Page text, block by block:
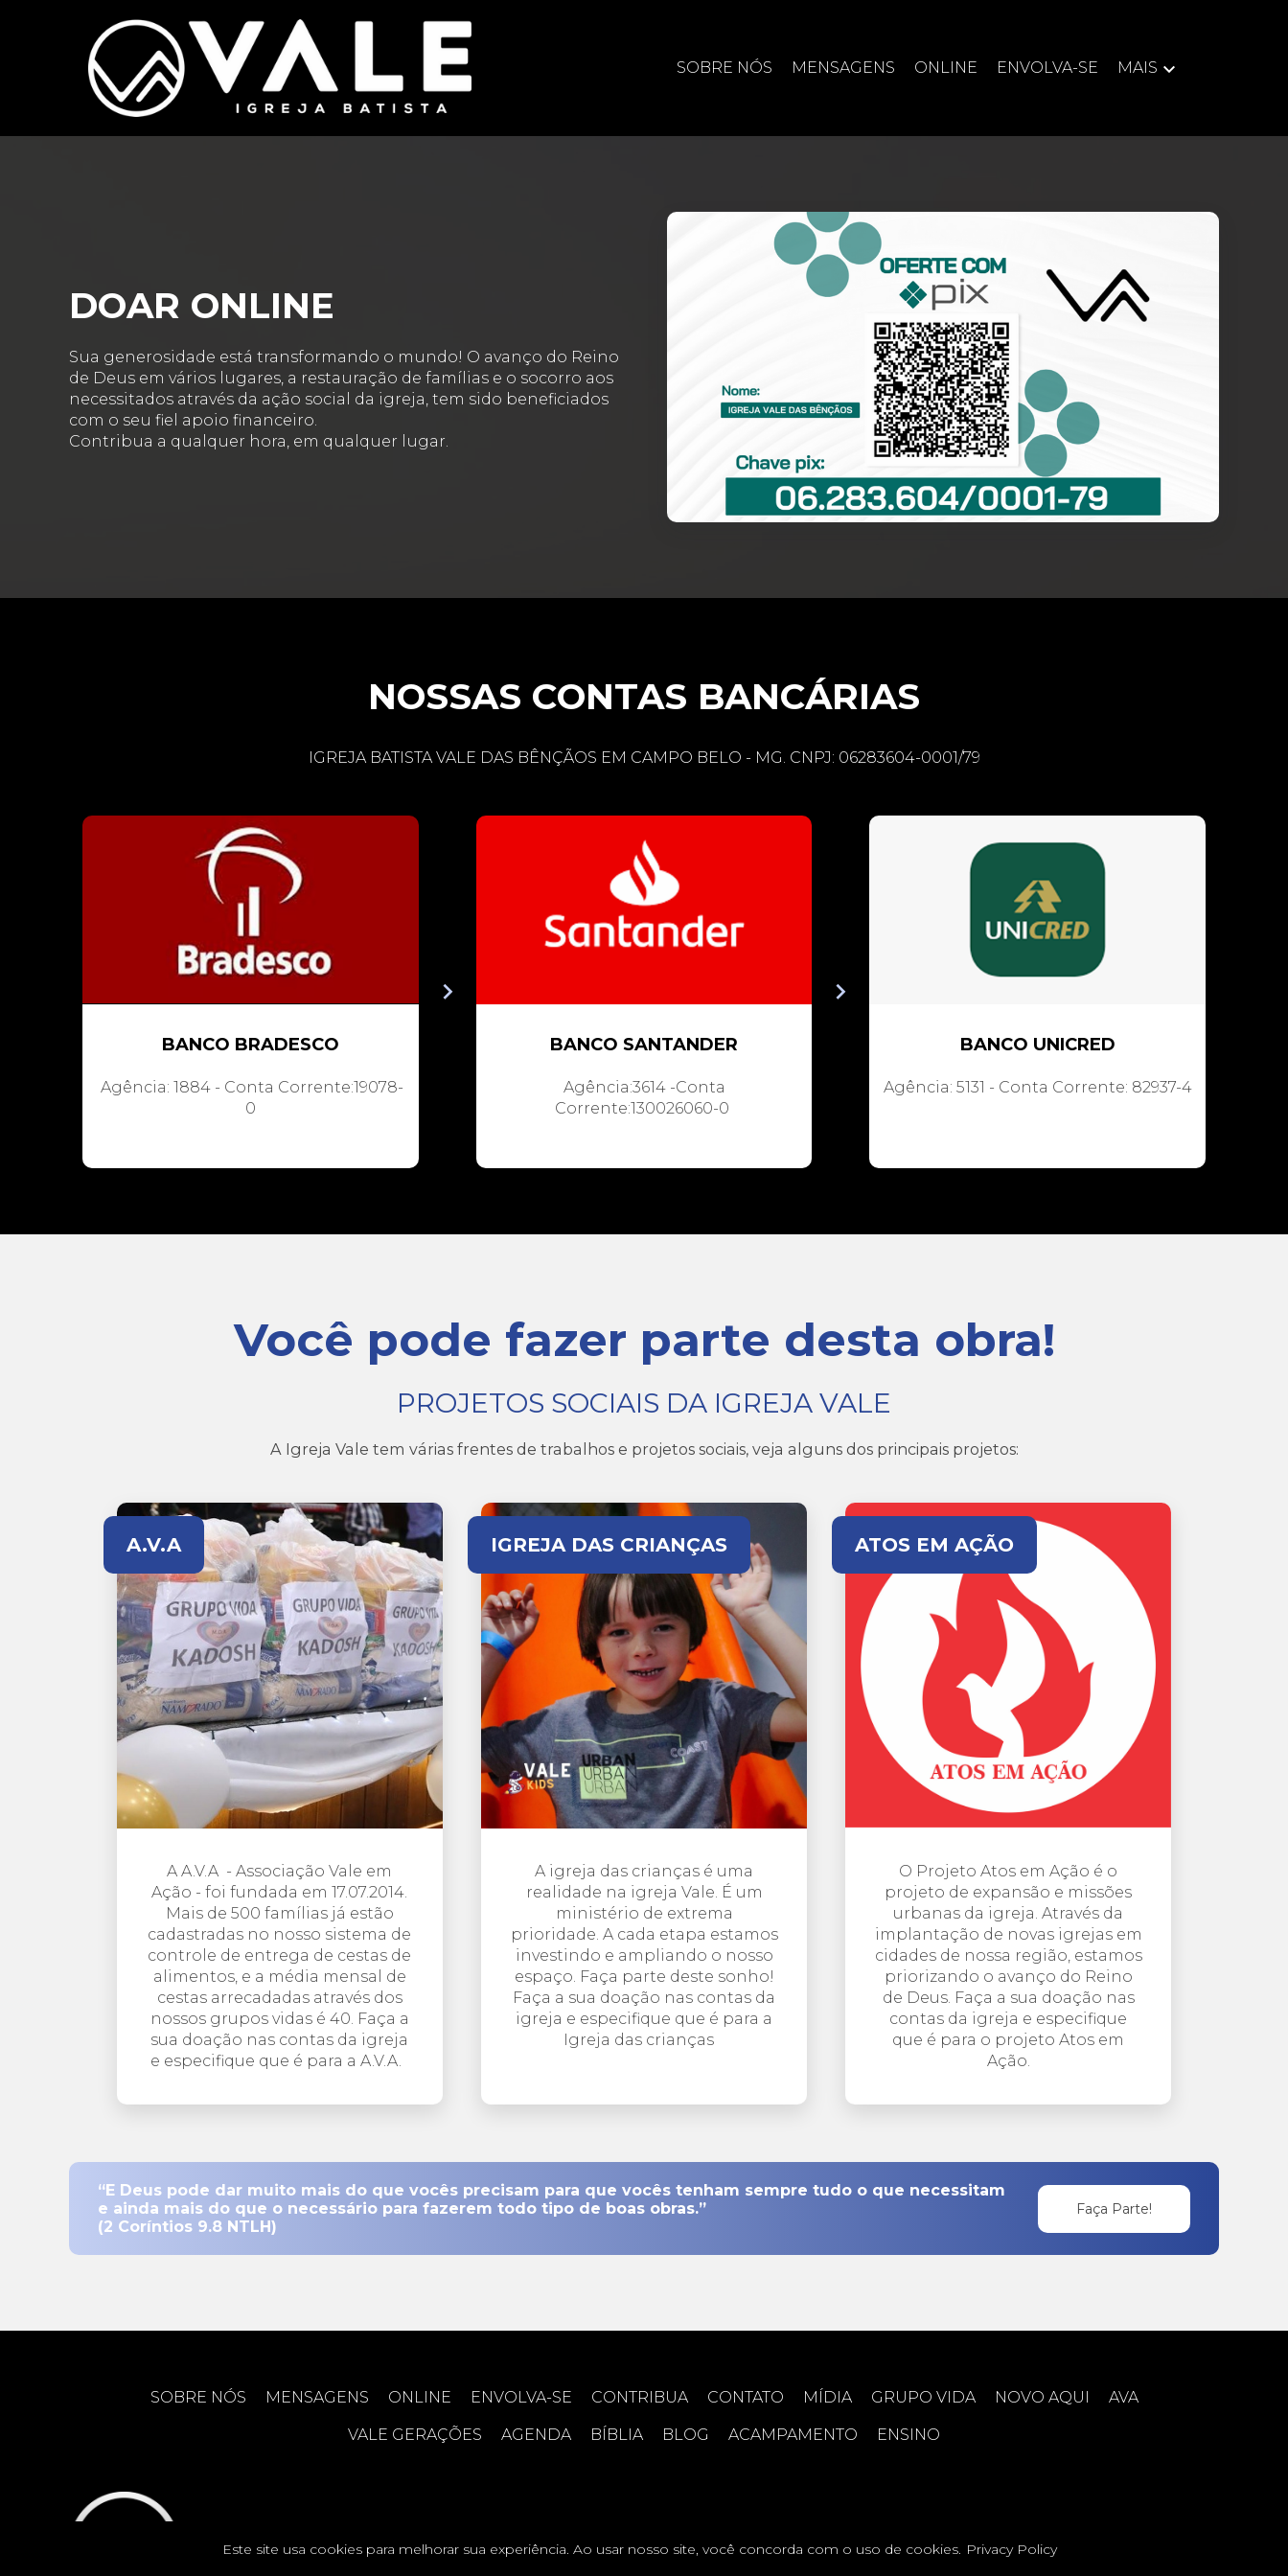
SOBRE NÓS MENSAGENS ONLINE ENVOLVA-SE MAIS
DOAR ONLINE
Sua generosidade está transformando o mundo! O avanço do Reino
de Deus em vários lugares, a restauração de famílias e o socorro aos
necessitados através da ação social da igreja, tem sido beneficiados
com o seu fiel apoio financeiro.
Contribua a qualquer hora, em qualquer lugar.
NOSSAS CONTAS BANCÁRIAS
IGREJA BATISTA VALE DAS BÊNÇÃOS EM CAMPO BELO - MG. CNPJ: 06283604-0001/79
BANCO BRADESCO
Agência: 1884 - Conta Corrente:19078-
0
BANCO SANTANDER
Agência:3614 -Conta
Corrente:130026060-0
BANCO UNICRED
Agência: 5131 - Conta Corrente: 82937-4
Você pode fazer parte desta obra!
PROJETOS SOCIAIS DA IGREJA VALE
A Igreja Vale tem várias frentes de trabalhos e projetos sociais, veja alguns dos principais projetos:
A.V.A
A A.V.A - Associação Vale em
Ação - foi fundada em 17.07.2014.
Mais de 500 famílias já estão
cadastradas no nosso sistema de
controle de entrega de cestas de
alimentos, e a média mensal de
cestas arrecadadas através dos
nossos grupos vidas é 40. Faça a
sua doação nas contas da igreja
e especifique que é para a A.V.A.
IGREJA DAS CRIANÇAS
A igreja das crianças é uma
realidade na igreja Vale. É um
ministério de extrema
prioridade. A cada etapa estamos
investindo e ampliando o nosso
espaço. Faça parte deste sonho!
Faça a sua doação nas contas da
igreja e especifique que é para a
Igreja das crianças
ATOS EM AÇÃO
O Projeto Atos em Ação é o
projeto de expansão e missões
urbanas da igreja. Através da
implantação de novas igrejas em
cidades de nossa região, estamos
priorizando o avanço do Reino
de Deus. Faça a sua doação nas
contas da igreja e especifique
que é para o projeto Atos em
Ação.
“E Deus pode dar muito mais do que vocês precisam para que vocês tenham sempre tudo o que necessitam
e ainda mais do que o necessário para fazerem todo tipo de boas obras.”
(2 Coríntios 9.8 NTLH)
Faça Parte!
SOBRE NÓS MENSAGENS ONLINE ENVOLVA-SE CONTRIBUA CONTATO MÍDIA GRUPO VIDA NOVO AQUI AVA
VALE GERAÇÕES AGENDA BÍBLIA BLOG ACAMPAMENTO ENSINO
igrejavale © 2020 I Igreja Batista Vale das Bênçãos
Este site usa cookies para melhorar sua experiência. Ao usar nosso site, você concorda com o uso de cookies. Privacy Policy